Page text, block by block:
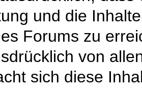
und die
Forums zu
von
sich diese